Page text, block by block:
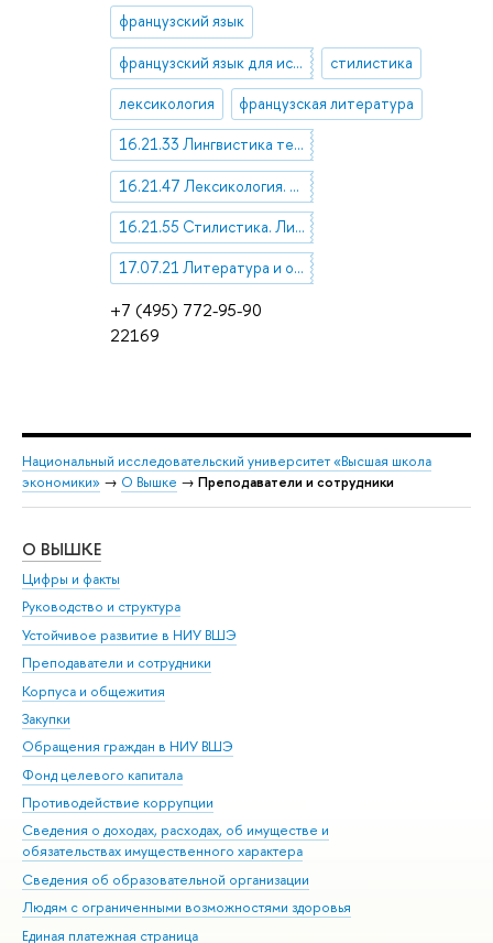
+7 (495) 772-95-90
22169
французский язык
французский язык для историков стилистика
лексикология французская литература
16.21.33 Лингвистика текста
16.21.47 Лексикология. Терминоведение
16.21.55 Стилистика. Лингвистическая поэтика. Риторика
17.07.21 Литература и общество
Национальный исследовательский университет «Высшая школа
экономики» → О Вышке → Преподаватели и сотрудники
О ВЫШКЕ
Цифры и факты
Руководство и структура
Устойчивое развитие в НИУ ВШЭ
Преподаватели и сотрудники
Корпуса и общежития
Закупки
Обращения граждан в НИУ ВШЭ
Фонд целевого капитала
Противодействие коррупции
Сведения о доходах, расходах, об имуществе и
обязательствах имущественного характера
Сведения об образовательной организации
Людям с ограниченными возможностями здоровья
Единая платежная страница